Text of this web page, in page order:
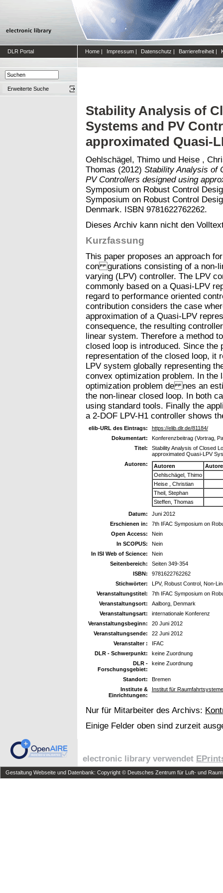
DLR Portal Home | Impressum | Datenschutz | Barrierefreiheit |
Erweiterte Suche
Stability Analysis of
Systems and PV
approximated Quasi-
Oehlschägel, Thimo und Heise ,
Thomas (2012) Stability Analysis of
PV Controllers designed using
Symposium on Robust Control
Symposium on Robust Control
Denmark. ISBN 9781622762262.
Dieses Archiv kann nicht den
Kurzfassung
This paper proposes an approach
con gurations consisting of a non-
varying (LPV) controller. The LPV
commonly based on a Quasi-LPV
regard to performance oriented
contribution considers the case
approximation of a Quasi-LPV
consequence, the resulting
linear system. Therefore a method
closed loop is introduced. Since the
representation of the closed loop, it
LPV system globally representing
convex optimization problem. In
optimization problem de nes an
the non-linear closed loop. In both
using standard tools. Finally the
a 2-DOF LPV-H1 controller shows
elib-URL des Eintrags:
https://elib.dlr.de/81184/
Dokumentart:
Konferenzbeitrag (Vortrag,
Titel:
Stability Analysis of Closed
approximated Quasi-LPV
Autoren:
Autoren
Oehlschägel, Thimo
Heise , Christian
Theil, Stephan
Steffen, Thomas
Datum:
Juni 2012
Erschienen in:
7th IFAC Symposium on
Open Access:
Nein
In SCOPUS:
Nein
In ISI Web of Science:
Nein
Seitenbereich:
Seiten 349-354
ISBN:
9781622762262
Stichwörter:
LPV, Robust Control, Non-
Veranstaltungstitel:
7th IFAC Symposium on
Veranstaltungsort:
Aalborg, Denmark
Veranstaltungsart:
internationale Konferenz
Veranstaltungsbeginn:
20 Juni 2012
Veranstaltungsende:
22 Juni 2012
Veranstalter :
IFAC
DLR - Schwerpunkt:
keine Zuordnung
DLR -
Forschungsgebiet:
keine Zuordnung
Standort:
Bremen
Institute &
Einrichtungen:
Institut für
Nur für Mitarbeiter des Archivs:
Einige Felder oben sind zurzeit
electronic library verwendet
Gestaltung Webseite und Datenbank: Copyright © Deutsches Zentrum für Luft- und